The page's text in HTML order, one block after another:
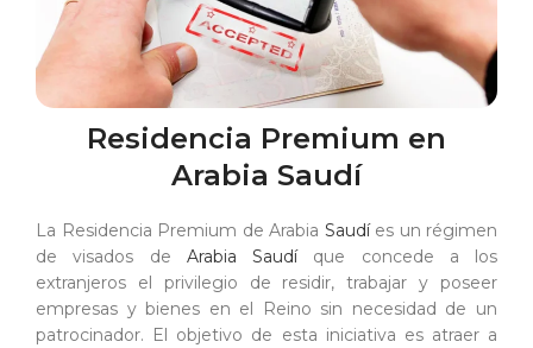
Residencia Premium en
Arabia Saudí
La Residencia Premium de Arabia Saudíes un régimen
de visados de Arabia Saudíque concede a los
extranjeros el privilegio de residir, trabajar y poseer
empresas y bienes en el Reino sin necesidad de un
patrocinador. El objetivo de esta iniciativa es atraer a